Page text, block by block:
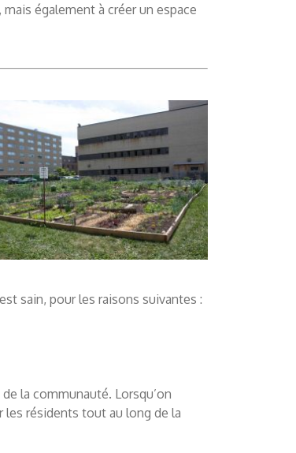
également à créer un espace
sain, pour les raisons suivantes :
la communauté. Lorsqu’on
les résidents tout au long de la